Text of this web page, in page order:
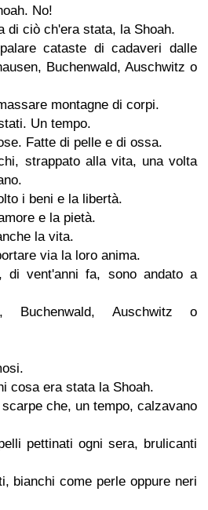
No!
di ciò ch'era stata, la Shoah.
cataste di cadaveri dalle
Buchenwald, Auschwitz o
montagne di corpi.
Un tempo.
Fatte di pelle e di ossa.
strappato alla vita, una volta
i beni e la libertà.
e la pietà.
la vita.
via la loro anima.
di vent'anni fa, sono andato a
Buchenwald, Auschwitz o
cosa era stata la Shoah.
che, un tempo, calzavano
pettinati ogni sera, brulicanti
bianchi come perle oppure neri